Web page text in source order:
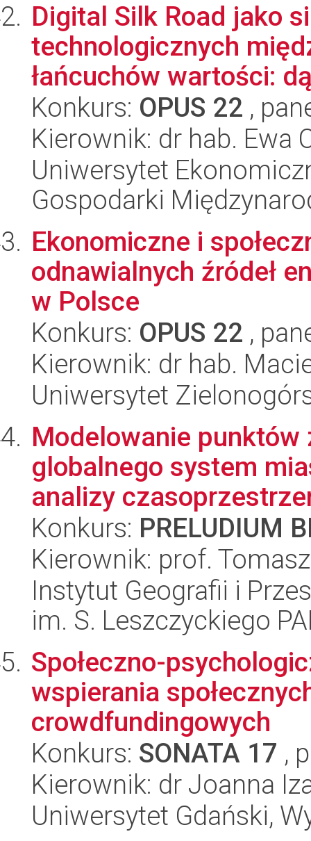
Digital Silk Road jako
technologicznych
łańcuchów wartości:
Konkurs: OPUS 22 ,
Kierownik: dr hab. Ewa
Uniwersytet
Gospodarki
Ekonomiczne i
odnawialnych źródeł
w Polsce
Konkurs: OPUS 22 ,
Kierownik: dr hab.
Uniwersytet
Modelowanie
globalnego system
analizy
Konkurs: PRELUDIUM
Kierownik: prof.
Instytut Geografii i
im. S. Leszczyckiego
Społeczno-
wspierania
crowdfundingowych
Konkurs: SONATA 17 ,
Kierownik: dr Joanna
Uniwersytet Gdański,